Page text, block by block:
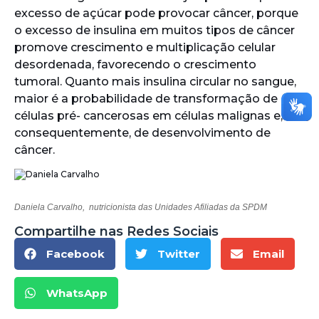
excesso de açúcar pode provocar câncer, porque
o excesso de insulina em muitos tipos de câncer
promove crescimento e multiplicação celular
desordenada, favorecendo o crescimento
tumoral. Quanto mais insulina circular no sangue,
maior é a probabilidade de transformação de
células pré- cancerosas em células malignas e,
consequentemente, de desenvolvimento de
câncer.
Daniela Carvalho, nutricionista das Unidades Afiliadas da SPDM
Compartilhe nas Redes Sociais
Facebook Twitter Email
WhatsApp